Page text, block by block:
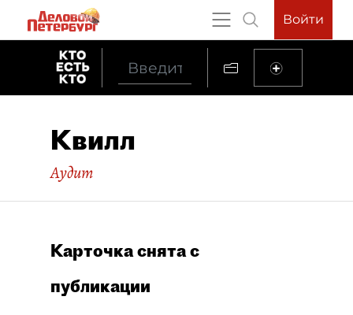
Войти
Квилл
Аудит
Карточка снята с
публикации